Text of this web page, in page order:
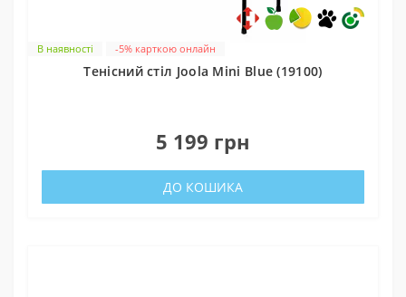
В наявності -5% карткою онлайн
Тенісний стіл Joola Mini Blue (19100)
5 199 грн
ДО КОШИКА